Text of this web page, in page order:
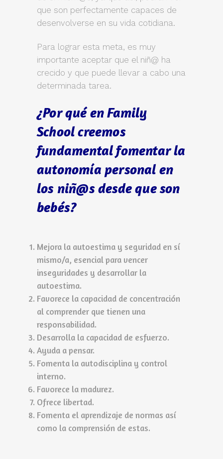
que son perfectamente capaces de
desenvolverse en su vida cotidiana.
Para lograr esta meta, es muy
importante aceptar que el niñ@ ha
crecido y que puede llevar a cabo una
determinada tarea.
¿Por qué en Family
School creemos
fundamental fomentar la
autonomía personal en
los niñ@s desde que son
bebés?
Mejora la autoestima y seguridad en sí
mismo/a, esencial para vencer
inseguridades y desarrollar la
autoestima.
Favorece la capacidad de concentración
al comprender que tienen una
responsabilidad.
Desarrolla la capacidad de esfuerzo.
Ayuda a pensar.
Fomenta la autodisciplina y control
interno.
Favorece la madurez.
Ofrece libertad.
Fomenta el aprendizaje de normas así
como la comprensión de estas.